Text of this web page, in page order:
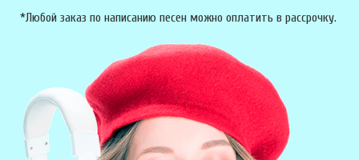
*Любой заказ по написанию песен можно оплатить в рассрочку.